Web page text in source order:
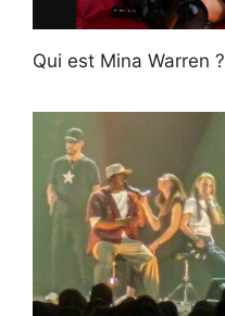
Qui est Mina Warren ?